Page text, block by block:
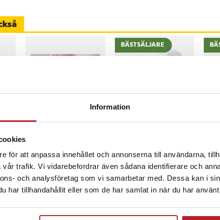
Information
för att anpassa innehållet och annonserna till användarna,
trafik. Vi vidarebefordrar även sådana identifierare och
och analysföretag som vi samarbetar med. Dessa kan i
har tillhandahållit eller som de har samlat in när du har
: 1-2 vardagar
Värdebevis
Pris:1 500 kr
1 500 kr
I lager, levereras inom 1-2 vardagar
Köp
BÄSTSÄLJARE
TP-Link Deco M5
och AC1300-hastighet
Nuvarande pris:
1 369 krTidigare pris:
2 929 kr
1 369 kr 2 929 kr
I lager, levereras inom 1-2 vardagar
Köp
Pris
I